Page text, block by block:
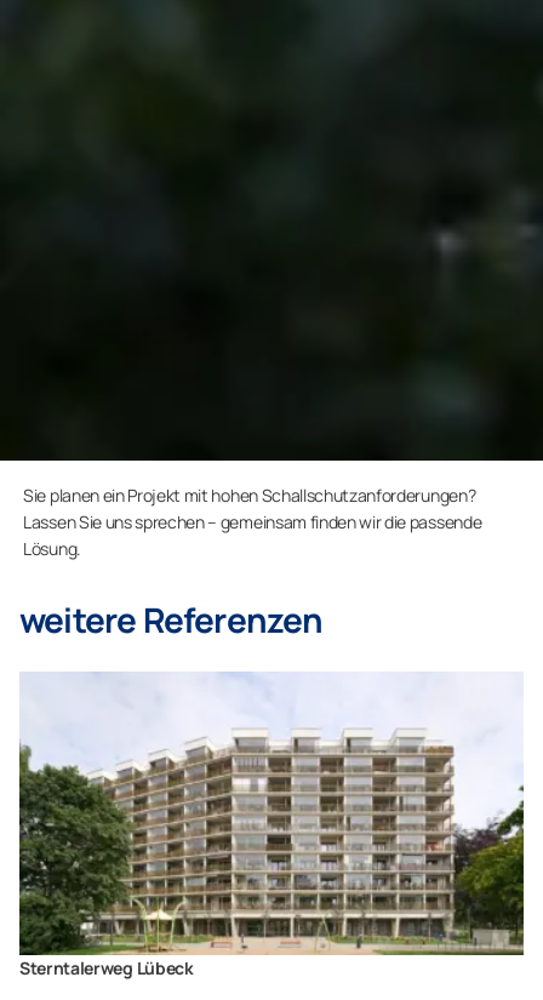
Sie planen ein Projekt mit hohen Schallschutzanforderungen?
Lassen Sie uns sprechen – gemeinsam finden wir die passende
Lösung.
weitere Referenzen
Sterntalerweg Lübeck